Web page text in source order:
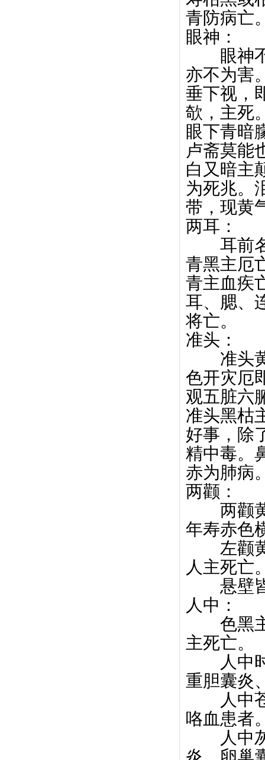
青防病
眼神：
眼神不
亦不为害
垂下视，
欹，主死
眼下青暗
卢斋莫能
白又暗主
为死兆。
带，现
两耳：
耳前名
青黑主厄
青主血疾
耳、腮、
将亡。
准头：
准头黄
色开灾厄
观五脏六
准头黑枯
好事，除
精中毒。
赤为肺病
两颧：
两颧黄
年寿赤
左颧黄
人主死
悬壁皆
人中：
色黑主
主死亡
人中时
重胆囊
人中苍
咯血患
人中灰